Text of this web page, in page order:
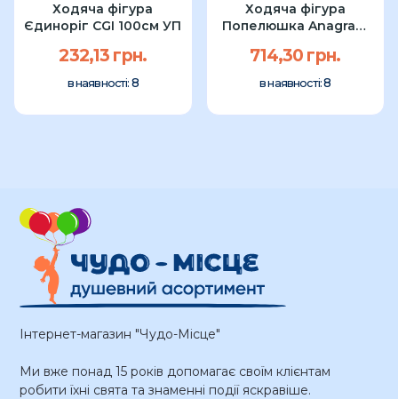
Ходяча фігура
Єдиноріг CGI 100см УП
232,13 грн.
в наявності: 8
Ходяча фігура
Попелюшка Anagram
714,30 грн.
в наявності:8
Інтернет-магазин "Чудо-Місце"
Ми вже понад 15 років допомагає своїм клієнтам
робити їхні свята та знаменні події яскравіше.